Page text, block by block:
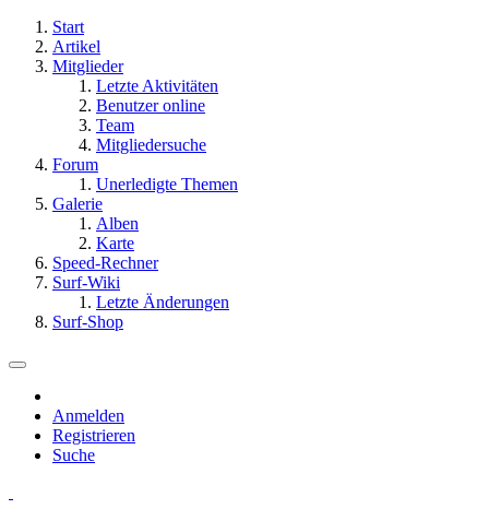
Start
Artikel
Mitglieder
Letzte Aktivitäten
Benutzer online
Team
Mitgliedersuche
Forum
Unerledigte Themen
Galerie
Alben
Karte
Speed-Rechner
Surf-Wiki
Letzte Änderungen
Surf-Shop
Anmelden
Registrieren
Suche